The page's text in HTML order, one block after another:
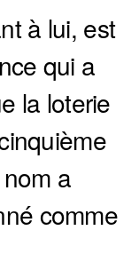
à lui, est
qui a
la loterie
a
comme